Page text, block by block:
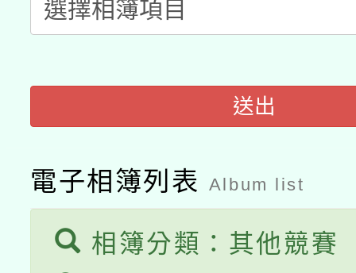
薪期間赴陸應申請許可
轉知經濟部水利署委託
用水績優單位及節水達
桃園市孔廟祈福系列
2026年桃園地景藝術
送出
電子相簿列表 Album list
相簿分類：其他競賽